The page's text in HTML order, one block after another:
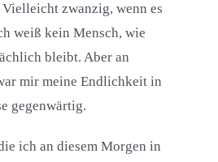
Vielleicht zwanzig, wenn es
weiß kein Mensch, wie
bleibt. Aber an
mir meine Endlichkeit in
gegenwärtig.
ich an diesem Morgen in